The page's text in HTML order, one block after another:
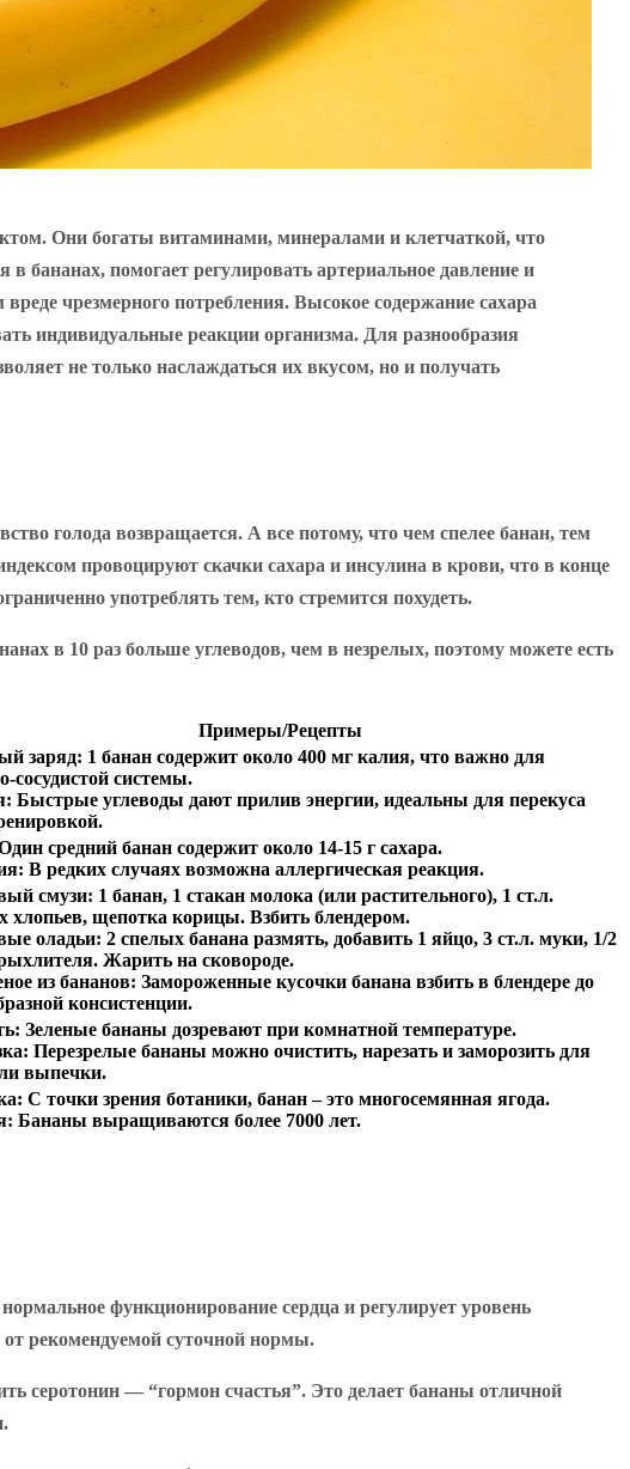
Они богаты витаминами, минералами и клетчаткой, что
помогает регулировать артериальное давление и
чрезмерного потребления. Высокое содержание сахара
индивидуальные реакции организма. Для разнообразия
не только наслаждаться их вкусом, но и получать
голода возвращается. А все потому, что чем спелее банан, тем
провоцируют скачки сахара и инсулина в крови, что в конце
употреблять тем, кто стремится похудеть.
в 10 раз больше углеводов, чем в незрелых, поэтому можете есть
Примеры/Рецепты
заряд: 1 банан содержит около 400 мг калия, что важно для
сосудистой системы.
Быстрые углеводы дают прилив энергии, идеальны для перекуса
средний банан содержит около 14-15 г сахара.
В редких случаях возможна аллергическая реакция.
смузи: 1 банан, 1 стакан молока (или растительного), 1 ст.л.
хлопьев, щепотка корицы. Взбить блендером.
оладьи: 2 спелых банана размять, добавить 1 яйцо, 3 ст.л. муки, 1/2
Жарить на сковороде.
из бананов: Замороженные кусочки банана взбить в блендере до
консистенции.
Зеленые бананы дозревают при комнатной температуре.
Перезрелые бананы можно очистить, нарезать и заморозить для
выпечки.
С точки зрения ботаники, банан – это многосемянная ягода.
Бананы выращиваются более 7000 лет.
функционирование сердца и регулирует уровень
рекомендуемой суточной нормы.
серотонин — “гормон счастья”. Это делает бананы отличной